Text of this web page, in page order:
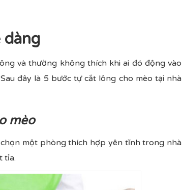
dàng
và thường không thích khi ai đó động vào
đây là 5 bước tự cắt lông cho mèo tại nhà
mèo
một phòng thích hợp yên tĩnh trong nhà
tỉa.